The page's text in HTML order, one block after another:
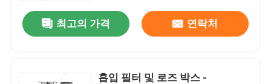
최고의 가격 연락처
흡입 필터 및 로즈 박스 -